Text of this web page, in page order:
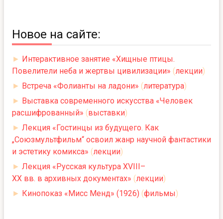
Новое на сайте:
► Интерактивное занятие «Хищные птицы.
Повелители неба и жертвы цивилизации» (лекции)
► Встреча «Фолианты на ладони» (литература)
► Выставка современного искусства «Человек
расшифрованный» (выставки)
► Лекция «Гостинцы из будущего. Как
„Союзмультфильм“ освоил жанр научной фантастики
и эстетику комикса» (лекции)
► Лекция «Русская культура XVIII–
XX вв. в архивных документах» (лекции)
► Кинопоказ «Мисс Менд» (1926) (фильмы)